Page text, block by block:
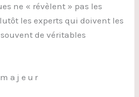
ne « révèlent » pas les
les experts qui doivent les
de véritables